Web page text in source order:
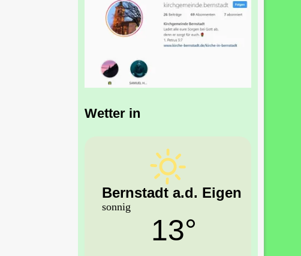
Wetter in
Bernstadt a.d. Eigen
sonnig
13°